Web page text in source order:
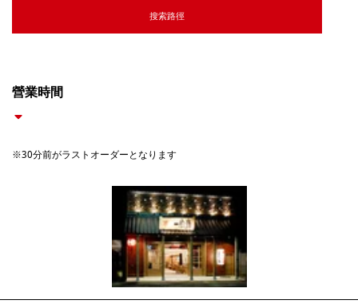
搜索路徑
營業時間
※30分前がラストオーダーとなります